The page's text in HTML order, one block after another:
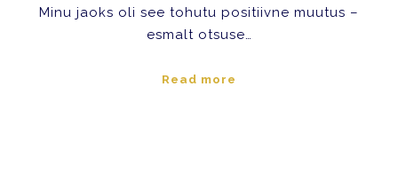
Minu jaoks oli see tohutu positiivne muutus –
esmalt otsuse…
Read more